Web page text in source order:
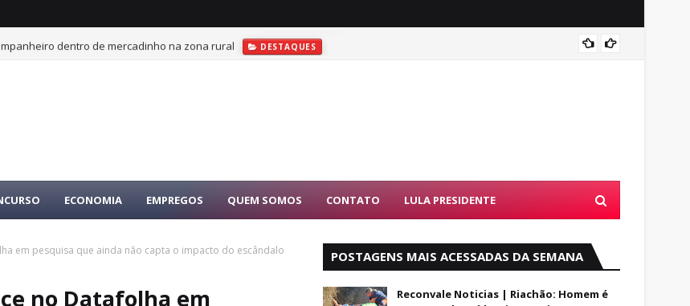
dentro de mercadinho na zona rural DESTAQUES
ECONOMIA EMPREGOS QUEM SOMOS CONTATO LULA PRESIDENTE
em pesquisa que ainda não capta o impacto do escândalo
no Datafolha em
POSTAGENS MAIS ACESSADAS DA SEMANA
Reconvale Noticias | Riachão: Homem é